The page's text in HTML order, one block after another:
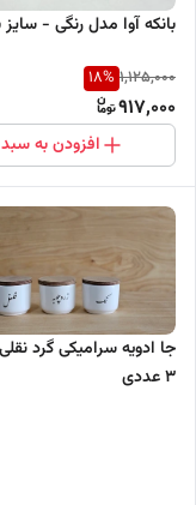
بانکه آوا مدل رنگی - سایز بزرگ
1,125,000
18%
917,000
افزودن به سبد
3 عددی